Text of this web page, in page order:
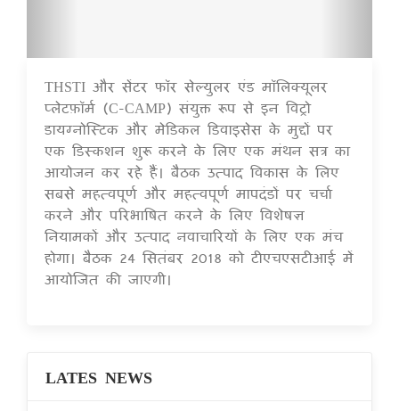
16 Jul 2020
THSTI और सेंटर फॉर सेल्युलर एंड मॉलिक्यूलर
प्लेटफ़ॉर्म (C-CAMP) संयुक्त रूप से इन विट्रो
डायग्नोस्टिक और मेडिकल डिवाइसेस के मुद्दों पर
एक डिस्कशन शुरू करने के लिए एक मंथन सत्र का
आयोजन कर रहे हैं। बैठक उत्पाद विकास के लिए
सबसे महत्वपूर्ण और महत्वपूर्ण मापदंडों पर चर्चा
करने और परिभाषित करने के लिए विशेषज्ञ
नियामकों और उत्पाद नवाचारियों के लिए एक मंच
होगा। बैठक 24 सितंबर 2018 को टीएचएसटीआई में
आयोजित की जाएगी।
LATES NEWS